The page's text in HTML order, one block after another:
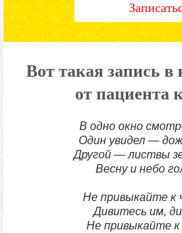
Вот такая запись в
от пациента
В одно окно
Один увидел —
Другой — листвы
Весну и небо
Не привыкайте к
Дивитесь им,
Не привыкайте к